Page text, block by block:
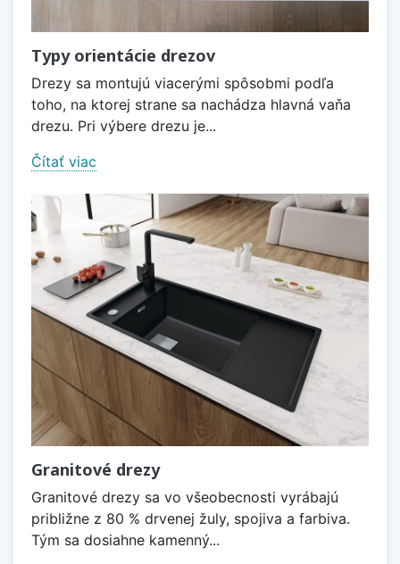
Typy orientácie drezov
Drezy sa montujú viacerými spôsobmi podľa
toho, na ktorej strane sa nachádza hlavná vaňa
drezu. Pri výbere drezu je...
Čítať viac
Granitové drezy
Granitové drezy sa vo všeobecnosti vyrábajú
približne z 80 % drvenej žuly, spojiva a farbiva.
Tým sa dosiahne kamenný...